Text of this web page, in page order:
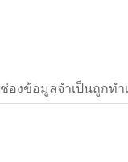
ช่องข้อมูลจำเป็นถูกทำ